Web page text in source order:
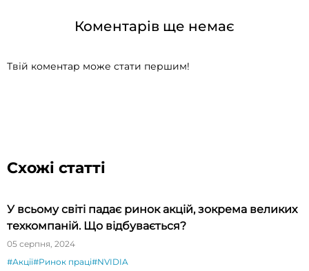
Коментарів ще немає
Твій коментар може стати першим!
Схожі статті
У всьому світі падає ринок акцій, зокрема великих
техкомпаній. Що відбувається?
05 серпня, 2024
#Акції#Ринок праці#NVIDIA